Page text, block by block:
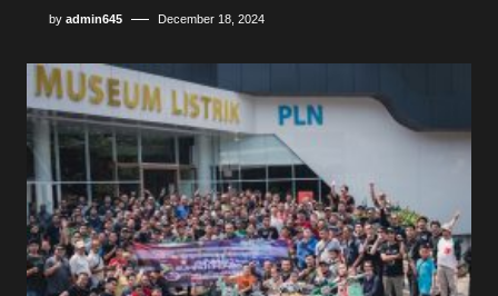
by admin645 December 18, 2024